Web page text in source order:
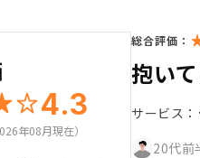
4.3
年08月現在）
総合評価：
抱い
サービス：
20代前